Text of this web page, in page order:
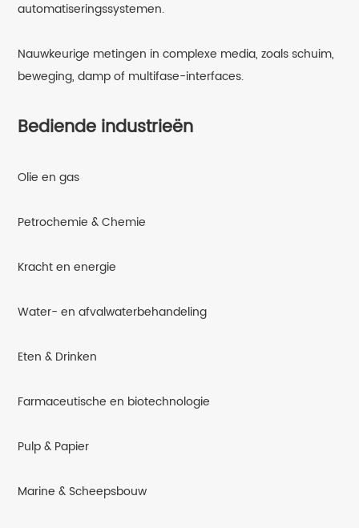
automatiseringssystemen.
Nauwkeurige metingen in complexe media, zoals schuim,
beweging, damp of multifase-interfaces.
Bediende industrieën
Olie en gas
Petrochemie & Chemie
Kracht en energie
Water- en afvalwaterbehandeling
Eten & Drinken
Farmaceutische en biotechnologie
Pulp & Papier
Marine & Scheepsbouw